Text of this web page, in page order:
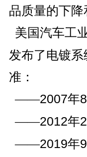
品质量的下
美国汽车工
发布了电镀
准：
——2007年
——2012年
——2019年